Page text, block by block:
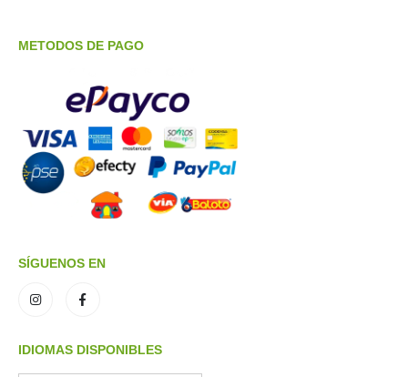
METODOS DE PAGO
SÍGUENOS EN
IDIOMAS DISPONIBLES